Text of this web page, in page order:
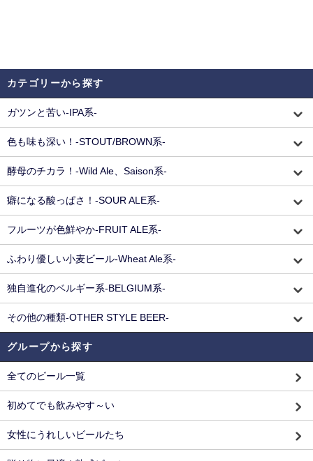
カテゴリーから探す
ガツンと苦い-IPA系-
色も味も深い！-STOUT/BROWN系-
酵母のチカラ！-Wild Ale、Saison系-
癖になる酸っぱさ！-SOUR ALE系-
フルーツが色鮮やか-FRUIT ALE系-
ふわり優しい小麦ビール-Wheat Ale系-
独自進化のベルギー系-BELGIUM系-
その他の種類-OTHER STYLE BEER-
グループから探す
全てのビール一覧
初めてでも飲みやす～い
女性にうれしいビールたち